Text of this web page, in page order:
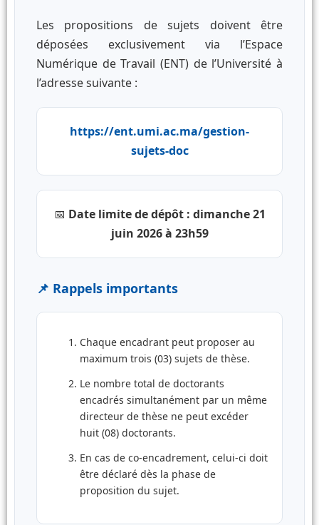
Les propositions de sujets doivent être
déposées exclusivement via l’Espace
Numérique de Travail (ENT) de l’Université à
l’adresse suivante :
https://ent.umi.ac.ma/gestion-
sujets-doc
📅 Date limite de dépôt : dimanche 21
juin 2026 à 23h59
📌 Rappels importants
Chaque encadrant peut proposer au
maximum trois (03) sujets de thèse.
Le nombre total de doctorants
encadrés simultanément par un même
directeur de thèse ne peut excéder
huit (08) doctorants.
En cas de co-encadrement, celui-ci doit
être déclaré dès la phase de
proposition du sujet.